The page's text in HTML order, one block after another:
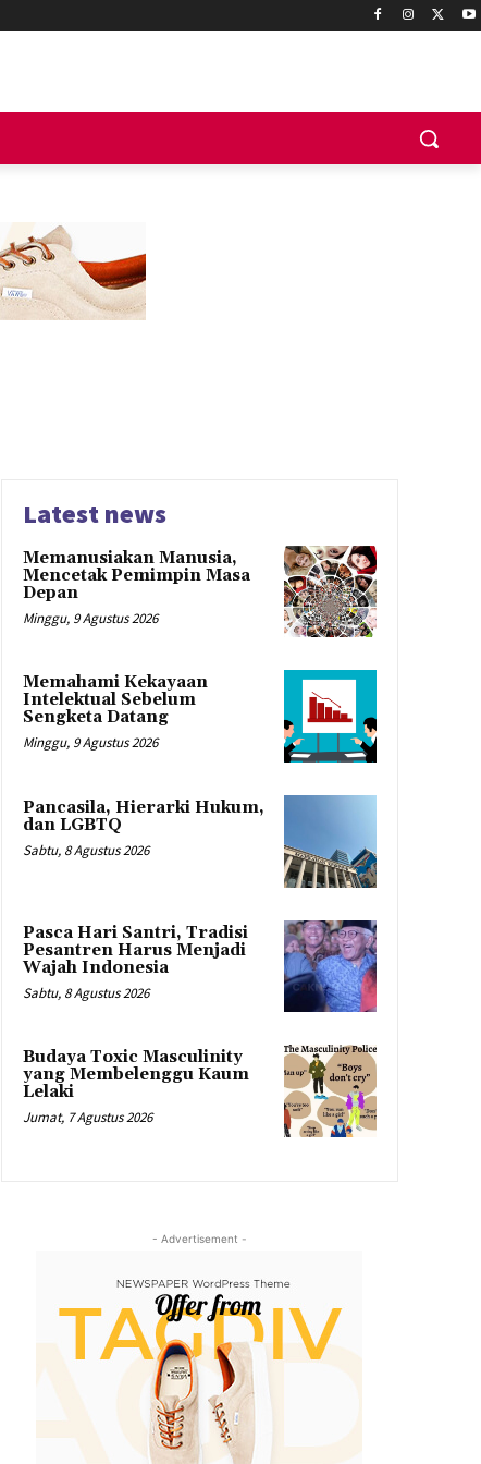
Latest news
Memanusiakan Manusia,
Mencetak Pemimpin Masa
Depan
Minggu, 9 Agustus 2026
Memahami Kekayaan
Intelektual Sebelum
Sengketa Datang
Minggu, 9 Agustus 2026
Pancasila, Hierarki Hukum,
dan LGBTQ
Sabtu, 8 Agustus 2026
Pasca Hari Santri, Tradisi
Pesantren Harus Menjadi
Wajah Indonesia
Sabtu, 8 Agustus 2026
Budaya Toxic Masculinity
yang Membelenggu Kaum
Lelaki
Jumat, 7 Agustus 2026
- Advertisement -